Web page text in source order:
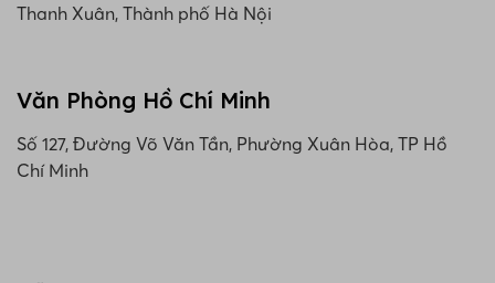
Thanh Xuân, Thành phố Hà Nội
Văn Phòng Hồ Chí Minh
Số 127, Đường Võ Văn Tần, Phường Xuân Hòa, TP Hồ
Chí Minh